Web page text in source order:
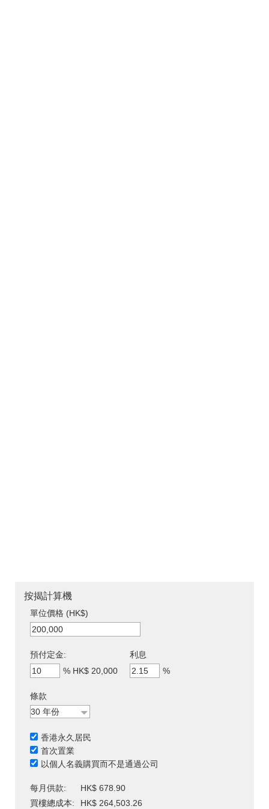
按揭計算機
單位價格 (HK$)
預付定金:
% HK$ 20,000
利息
%
條款
香港永久居民
首次置業
以個人名義購買而不是通過公司
每月供款:
HK$ 678.90
買樓總成本:
HK$ 264,503.26